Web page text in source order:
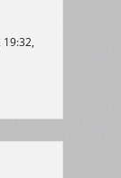
19:32,